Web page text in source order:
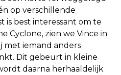
op verschillende
is best interessant om te
Cyclone, zien we Vince in
met iemand anders
Dit gebeurt in kleine
daarna herhaaldelijk